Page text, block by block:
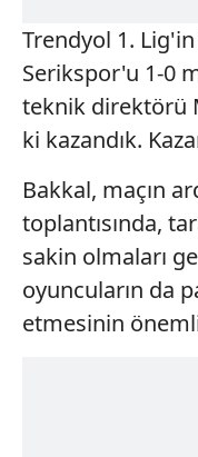
Trendyol 1. Lig'in
Serikspor'u 1-0
teknik direktörü
ki kazandık.
Bakkal, maçın
toplantısında,
sakin olmaları
oyuncuların da
etmesinin